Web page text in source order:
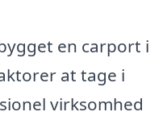
en carport i
at tage i
virksomhed